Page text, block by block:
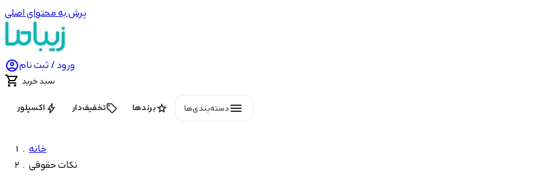
پرش به محتوای اصلی
ورود / ثبت نام
 سبد خرید
menuدسته‌بندی‌ها starبرندها local_offerتخفیف‌دار boltاکسپلور
خانه
نکات حقوقی